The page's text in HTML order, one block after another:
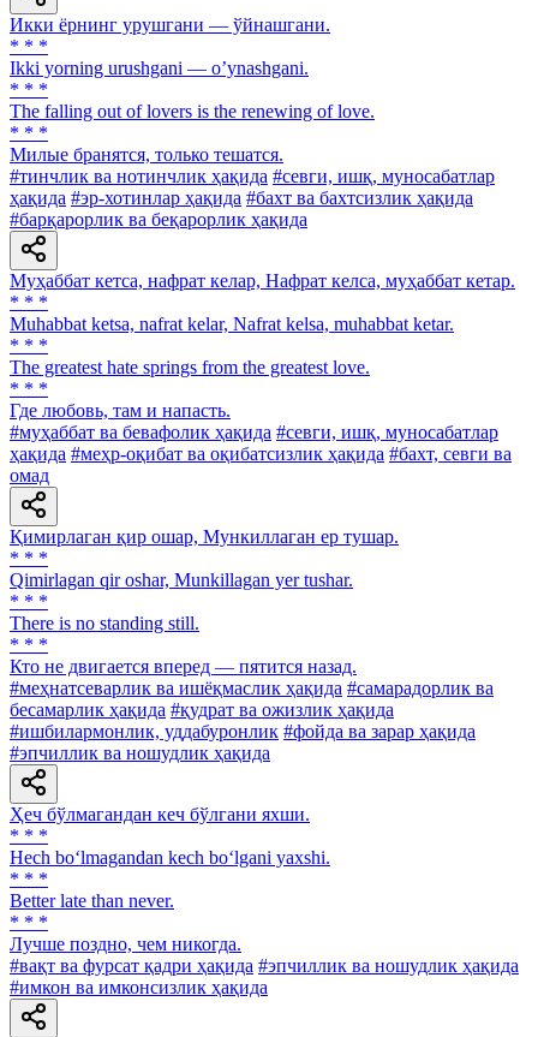
Икки ёрнинг урушгани — ўйнашгани.
* * *
Ikki yorning urushgani — oʼynashgani.
* * *
The falling out of lovers is the renewing of love.
* * *
Милые бранятся, только тешатся.
#тинчлик ва нотинчлик ҳақида #севги, ишқ, муносабатлар
ҳақида #эр-хотинлар ҳақида #бахт ва бахтсизлик ҳақида
#барқарорлик ва беқарорлик ҳақида
Муҳаббат кетса, нафрат келар, Нафрат келса, муҳаббат кетар.
* * *
Muhabbat ketsa, nafrat kelar, Nafrat kelsa, muhabbat ketar.
* * *
The greatest hate springs from the greatest love.
* * *
Где любовь, там и напасть.
#муҳаббат ва бевафолик ҳақида #севги, ишқ, муносабатлар
ҳақида #меҳр-оқибат ва оқибатсизлик ҳақида #бахт, севги ва
омад
Қимирлаган қир ошар, Мункиллаган ер тушар.
* * *
Qimirlagan qir oshar, Munkillagan yer tushar.
* * *
There is no standing still.
* * *
Кто не двигается вперед — пятится назад.
#меҳнатсеварлик ва ишёқмаслик ҳақида #самарадорлик ва
бесамарлик ҳақида #қудрат ва ожизлик ҳақида
#ишбилармонлик, уддабуронлик #фойда ва зарар ҳақида
#эпчиллик ва ношудлик ҳақида
Ҳеч бўлмагандан кеч бўлгани яхши.
* * *
Hech bo‘lmagandan kech bo‘lgani yaxshi.
* * *
Better late than never.
* * *
Лучше поздно, чем никогда.
#вақт ва фурсат қадри ҳақида #эпчиллик ва ношудлик ҳақида
#имкон ва имконсизлик ҳақида